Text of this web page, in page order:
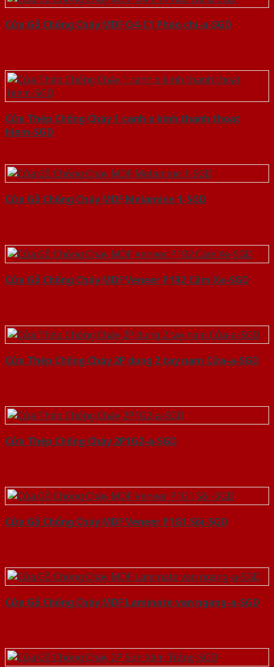
Cửa Gỗ Chống Cháy MDF O4-C1 Phào chi-a-SGD
Cửa Thép Chống Cháy 1 canh o kinh thanh thoat
hiem-SGD
Cửa Gỗ Chống Cháy MDF Melamine 1-SGD
Cửa Gỗ Chống Cháy MDF Veneer P1R2 Căm Xe-SGD
Cửa Thép Chống Cháy 2P dung 2 tay nam Cửa-a-SGD
Cửa Thép Chống Cháy 2P1G2-a-SGD
Cửa Gỗ Chống Cháy MDF Veneer P1G1 Sồi-SGD
Cửa Gỗ Chống Cháy MDF Laminate van ngang-a-SGD